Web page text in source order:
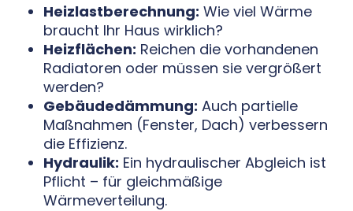
Heizlastberechnung: Wie viel Wärme
braucht Ihr Haus wirklich?
Heizflächen: Reichen die vorhandenen
Radiatoren oder müssen sie vergrößert
werden?
Gebäudedämmung: Auch partielle
Maßnahmen (Fenster, Dach) verbessern
die Effizienz.
Hydraulik: Ein hydraulischer Abgleich ist
Pflicht – für gleichmäßige
Wärmeverteilung.